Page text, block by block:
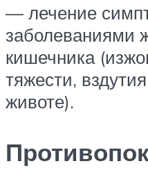
— лечение
заболеваниями
кишечника
тяжести,
животе).